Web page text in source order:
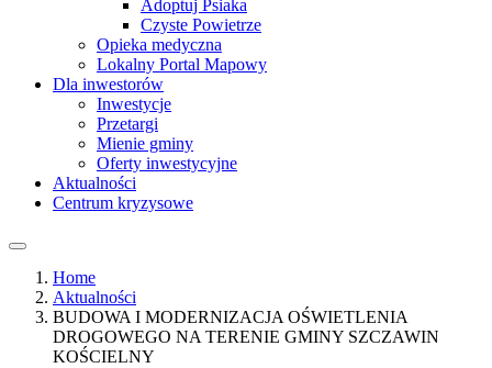
Adoptuj Psiaka
Czyste Powietrze
Opieka medyczna
Lokalny Portal Mapowy
Dla inwestorów
Inwestycje
Przetargi
Mienie gminy
Oferty inwestycyjne
Aktualności
Centrum kryzysowe
Home
Aktualności
BUDOWA I MODERNIZACJA OŚWIETLENIA
DROGOWEGO NA TERENIE GMINY SZCZAWIN
KOŚCIELNY